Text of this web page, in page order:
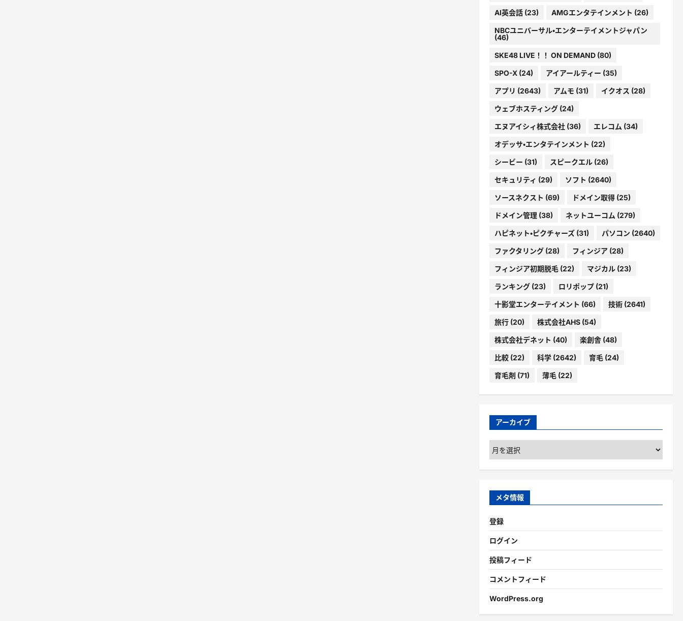
AI英会話(23) AMGエンタテインメント (26)
NBCユニバーサル・エンターテイメントジャパン
(46)
SKE48 LIVE！！ ON DEMAND(80)
SPO-X(24) アイアールティー (35)
アプリ (2643) アムモ (31) イクオス (28)
ウェブホスティング(24)
エヌアイシィ株式会社(36) エレコム (34)
オデッサ・エンタテインメント (22)
シービー (31) スピークエル(26)
セキュリティ (29) ソフト (2640)
ソースネクスト (69) ドメイン取得(25)
ドメイン管理(38) ネットユーコム (279)
ハピネット・ピクチャーズ(31) パソコン (2640)
ファクタリング(28) フィンジア(28)
フィンジア初期脱毛(22) マジカル(23)
ランキング(23) ロリポップ(21)
十影堂エンターテイメント (66) 技術(2641)
旅行(20) 株式会社AHS(54)
株式会社デネット (40) 楽創舎(48)
比較(22) 科学(2642) 育毛(24)
育毛剤 (71) 薄毛(22)
アーカイブ
ア
ー
カ
ブ
メタ情報
登録
ログイン
投稿フィード
コメントフィード
WordPress.org